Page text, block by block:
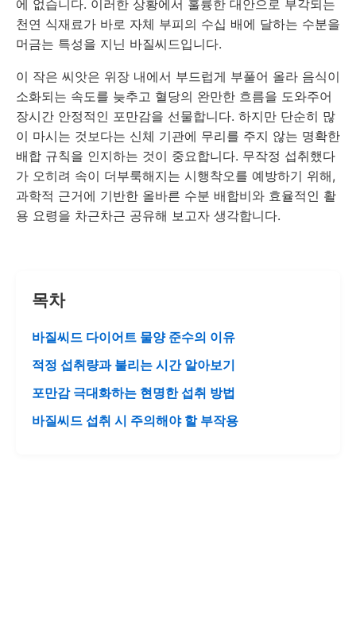
에 없습니다. 이러한 상황에서 훌륭한 대안으로 부각되는
천연 식재료가 바로 자체 부피의 수십 배에 달하는 수분을
머금는 특성을 지닌 바질씨드입니다.
이 작은 씨앗은 위장 내에서 부드럽게 부풀어 올라 음식이
소화되는 속도를 늦추고 혈당의 완만한 흐름을 도와주어
장시간 안정적인 포만감을 선물합니다. 하지만 단순히 많
이 마시는 것보다는 신체 기관에 무리를 주지 않는 명확한
배합 규칙을 인지하는 것이 중요합니다. 무작정 섭취했다
가 오히려 속이 더부룩해지는 시행착오를 예방하기 위해,
과학적 근거에 기반한 올바른 수분 배합비와 효율적인 활
용 요령을 차근차근 공유해 보고자 생각합니다.
목차
바질씨드 다이어트 물양 준수의 이유
적정 섭취량과 불리는 시간 알아보기
포만감 극대화하는 현명한 섭취 방법
바질씨드 섭취 시 주의해야 할 부작용